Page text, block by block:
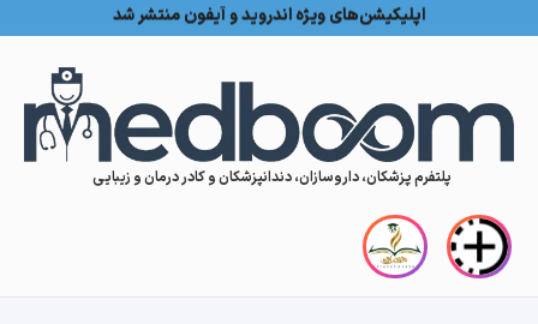
اپلیکیشن‌های ویژه اندروید و آیفون منتشر شد
Skip to content
پلتفرم پزشکان، داروسازان، دندانپزشکان و کادر درمان و زیبایی